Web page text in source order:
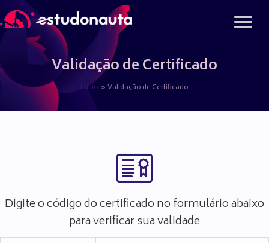
para
conteúdoValidação de Certificado
Início Validação de Certificado
Digite o código do certificado no formulário abaixo
para verificar sua validade